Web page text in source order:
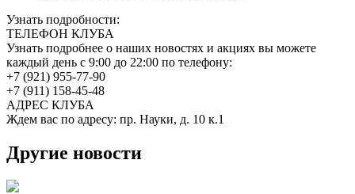
Узнать подробности:
ТЕЛЕФОН КЛУБА
Узнать подробнее о наших новостях и акциях вы можете
каждый день с 9:00 до 22:00 по телефону:
+7 (921) 955-77-90
+7 (911) 158-45-48
АДРЕС КЛУБА
Ждем вас по адресу: пр. Науки, д. 10 к.1
Другие новости